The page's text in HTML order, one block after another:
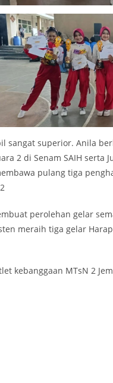
sangat superior. Anila
2 di Senam SAIH serta
pulang tiga
perolehan gelar
meraih tiga gelar
kebanggaan MTsN 2